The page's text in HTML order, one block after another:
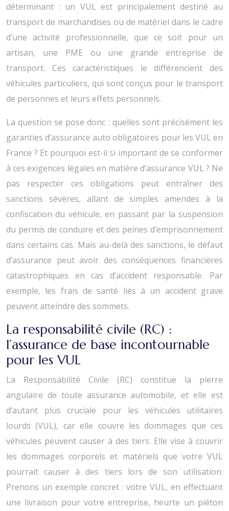
déterminant : un VUL est principalement destiné au
transport de marchandises ou de matériel dans le cadre
d’une activité professionnelle, que ce soit pour un
artisan, une PME ou une grande entreprise de
transport. Ces caractéristiques le différencient des
véhicules particuliers, qui sont conçus pour le transport
de personnes et leurs effets personnels.
La question se pose donc : quelles sont précisément les
garanties d’assurance auto obligatoires pour les VUL en
France ? Et pourquoi est-il si important de se conformer
à ces exigences légales en matière d’assurance VUL ? Ne
pas respecter ces obligations peut entraîner des
sanctions sévères, allant de simples amendes à la
confiscation du véhicule, en passant par la suspension
du permis de conduire et des peines d’emprisonnement
dans certains cas. Mais au-delà des sanctions, le défaut
d’assurance peut avoir des conséquences financières
catastrophiques en cas d’accident responsable. Par
exemple, les frais de santé liés à un accident grave
peuvent atteindre des sommets.
La responsabilité civile (RC) :
l’assurance de base incontournable
pour les VUL
La Responsabilité Civile (RC) constitue la pierre
angulaire de toute assurance automobile, et elle est
d’autant plus cruciale pour les véhicules utilitaires
lourds (VUL), car elle couvre les dommages que ces
véhicules peuvent causer à des tiers. Elle vise à couvrir
les dommages corporels et matériels que votre VUL
pourrait causer à des tiers lors de son utilisation.
Prenons un exemple concret : votre VUL, en effectuant
une livraison pour votre entreprise, heurte un piéton